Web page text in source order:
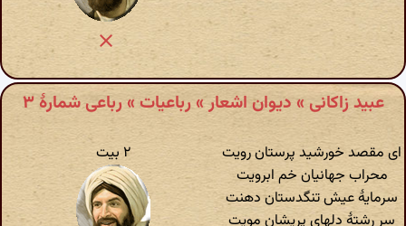
عبید زاکانی » دیوان اشعار » رباعیات » رباعی شمارهٔ ۳
ای مقصد خورشید پرستان رویت
محراب جهانیان خم ابرویت
سرمایهٔ عیش تنگدستان دهنت
سر رشتهٔ دلهای پریشان مویت
۲ بیت